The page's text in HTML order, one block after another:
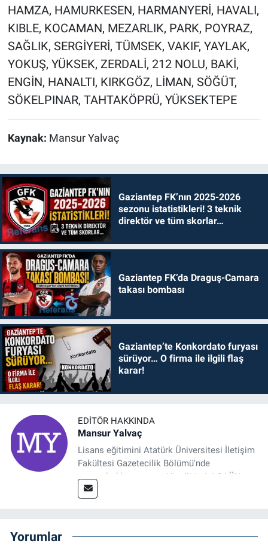
HAMZA, HAMURKESEN, HARMANYERİ, HAVALI,
KIBLE, KOCAMAN, MEZARLIK, PARK, POYRAZ,
SAĞLIK, SERGİYERİ, TÜMSEK, VAKIF, YAYLAK,
YOKUŞ, YÜKSEK, ZERDALİ, 212 NOLU, BAKİ,
ENGİN, HANALTI, KIRKGÖZ, LİMAN, SÖĞÜT,
SÖKELPINAR, TAHTAKÖPRÜ, YÜKSEKTEPE
Kaynak: Mansur Yalvaç
Gaziantep FK’nın 2025-2026
sezonu istatistikleri! 3 teknik
direktör ve tüm skorlar…
Gaziantep FK’da Draguş-Camara
takası bombası
Gaziantep’te Konkordato furyası
sürüyor… O firma ile ilgili flaş
karar!
EDITÖR HAKKINDA
Mansur Yalvaç
Lisans eğitimini Atatürk Üniversitesi İletişim
Fakültesi Gazetecilik Bölümü'nde
tamamladıktan sonra, YL eğitimini GAÜN
Sosyal Bilimler Enstitüsü'nde İletişim ve T. D.
Yorumlar